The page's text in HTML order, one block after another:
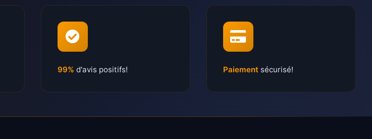
99% d'avis positifs! Paiement sécurisé!